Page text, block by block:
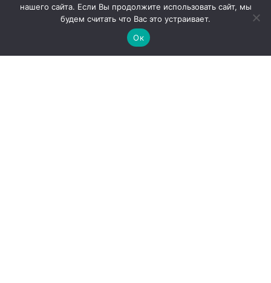
нашего сайта. Если Вы продолжите использовать сайт, мы
будем считать что Вас это устраивает.
Ок